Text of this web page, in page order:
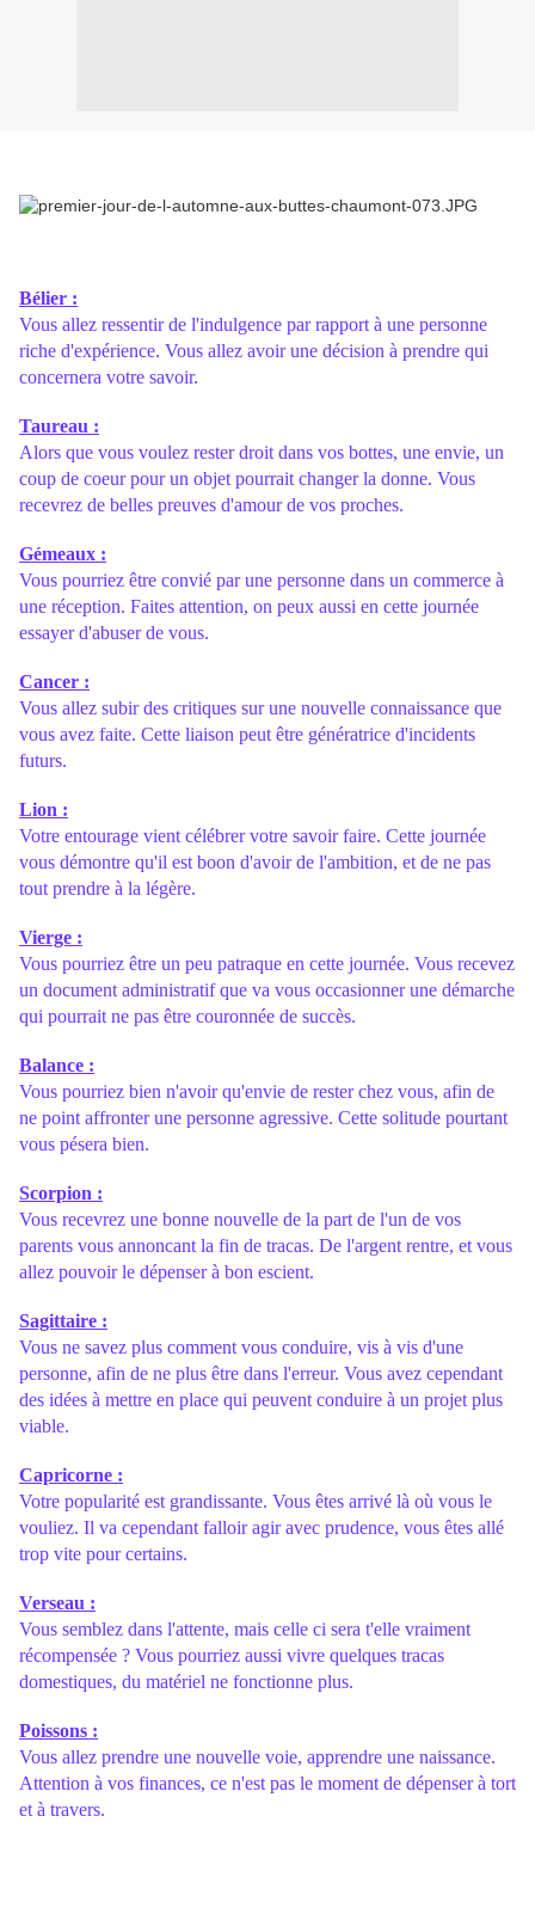
Bélier :
Vous allez ressentir de l'indulgence par rapport à une personne
riche d'expérience. Vous allez avoir une décision à prendre qui
concernera votre savoir.
Taureau :
Alors que vous voulez rester droit dans vos bottes, une envie, un
coup de coeur pour un objet pourrait changer la donne. Vous
recevrez de belles preuves d'amour de vos proches.
Gémeaux :
Vous pourriez être convié par une personne dans un commerce à
une réception. Faites attention, on peux aussi en cette journée
essayer d'abuser de vous.
Cancer :
Vous allez subir des critiques sur une nouvelle connaissance que
vous avez faite. Cette liaison peut être génératrice d'incidents
futurs.
Lion :
Votre entourage vient célébrer votre savoir faire. Cette journée
vous démontre qu'il est boon d'avoir de l'ambition, et de ne pas
tout prendre à la légère.
Vierge :
Vous pourriez être un peu patraque en cette journée. Vous recevez
un document administratif que va vous occasionner une démarche
qui pourrait ne pas être couronnée de succès.
Balance :
Vous pourriez bien n'avoir qu'envie de rester chez vous, afin de
ne point affronter une personne agressive. Cette solitude pourtant
vous pésera bien.
Scorpion :
Vous recevrez une bonne nouvelle de la part de l'un de vos
parents vous annoncant la fin de tracas. De l'argent rentre, et vous
allez pouvoir le dépenser à bon escient.
Sagittaire :
Vous ne savez plus comment vous conduire, vis à vis d'une
personne, afin de ne plus être dans l'erreur. Vous avez cependant
des idées à mettre en place qui peuvent conduire à un projet plus
viable.
Capricorne :
Votre popularité est grandissante. Vous êtes arrivé là où vous le
vouliez. Il va cependant falloir agir avec prudence, vous êtes allé
trop vite pour certains.
Verseau :
Vous semblez dans l'attente, mais celle ci sera t'elle vraiment
récompensée ? Vous pourriez aussi vivre quelques tracas
domestiques, du matériel ne fonctionne plus.
Poissons :
Vous allez prendre une nouvelle voie, apprendre une naissance.
Attention à vos finances, ce n'est pas le moment de dépenser à tort
et à travers.